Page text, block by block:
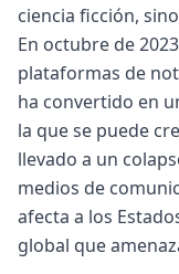
ciencia ficción,
En octubre de
plataformas de
ha convertido en
la que se puede
llevado a un
medios de
afecta a los
global que